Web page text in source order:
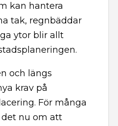
kan hantera
tak, regnbäddar
ytor blir allt
och längs
krav på
För många
det nu om att